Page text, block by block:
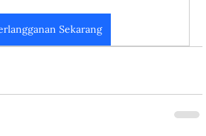
Sekarang